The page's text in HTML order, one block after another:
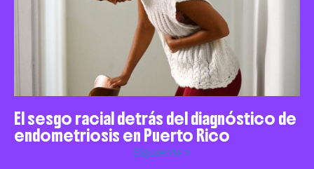
El sesgo racial detrás del diagnóstico de
endometriosis en Puerto Rico
Siguiente »